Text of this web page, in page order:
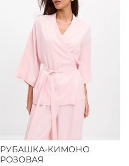
РУБАШКА-КИМОНО
РОЗОВАЯ